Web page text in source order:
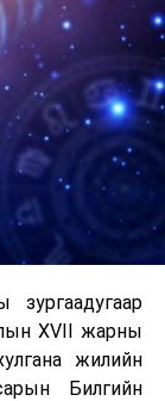
XVII жарны
жилийн
Билгийн